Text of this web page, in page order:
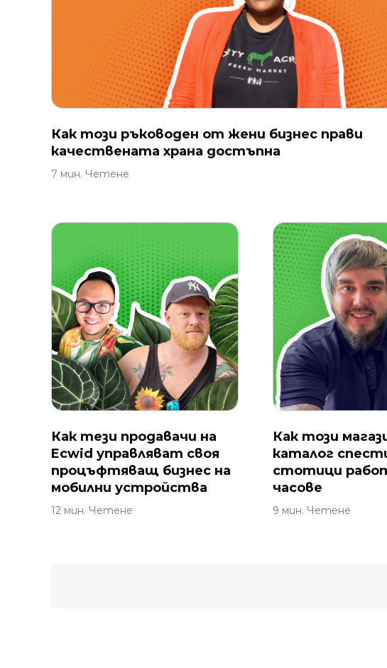
Как този ръководен от жени бизнес прави
качествената храна достъпна
7 мин. Четене
Как тези продавачи на
Ecwid управляват своя
процъфтяващ бизнес на
мобилни устройства
12 мин. Четене
Как този
каталог
стотици
часове
9 мин. Четене